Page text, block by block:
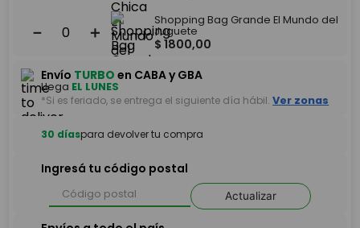
＋
－
Shopping Bag Grande El Mundo del
Juguete
$ 1800,00
Envío TURBO en CABA y GBA
Llega EL LUNES
*Si es feriado, se entrega el siguiente día hábil. Ver zonas
30 díaspara devolver tu compra
Ingresá tu código postal
Actualizar